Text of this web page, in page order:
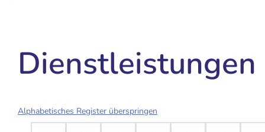
Dienstleistungen
Alphabetisches Register überspringen